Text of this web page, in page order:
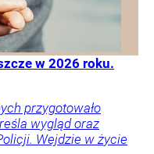
w 2026 roku.
przygotowało
wygląd oraz
Wejdzie w życie